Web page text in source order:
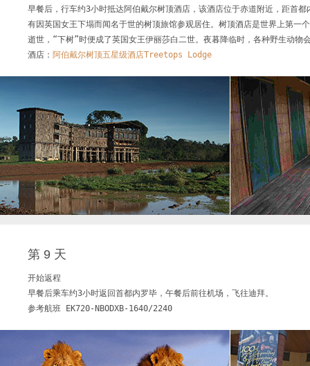
早餐后，行车约3小时抵达阿伯戴尔树顶酒店，该酒店位于赤道附近，距首
有因英国女王下塌而闻名于世的树顶旅馆参观居住。树顶酒店是世界上第一
逝世，“下树”时便成了英国女王伊丽莎白二世。夜暮降临时，各种野生动物
酒店： 阿伯戴尔树顶五星级酒店Treetops Lodge
第 9 天
开始返程
早餐后乘车约3小时返回首都内罗毕，午餐后前往机场，飞往迪拜。
参考航班 EK720-NBODXB-1640/2240